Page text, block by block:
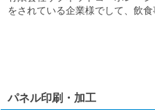
をされている企業様でして、飲
パネル印刷・加工